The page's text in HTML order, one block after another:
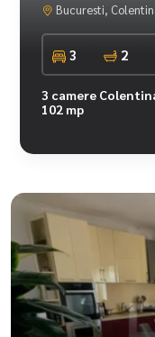
Bucuresti,
3 2
3 camere
102 mp